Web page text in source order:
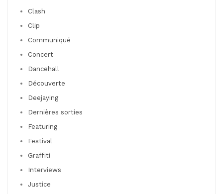
Clash
Clip
Communiqué
Concert
Dancehall
Découverte
Deejaying
Dernières sorties
Featuring
Festival
Graffiti
Interviews
Justice